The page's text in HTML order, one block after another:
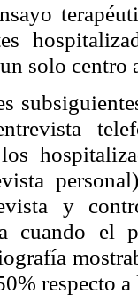
solo centro
los
y
cuando el
respecto a